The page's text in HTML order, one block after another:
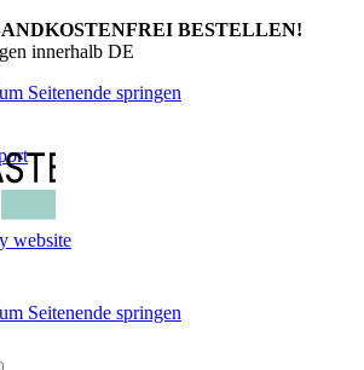
BESTELLEN!
innerhalb DE
Seitenende springen
website
Seitenende springen